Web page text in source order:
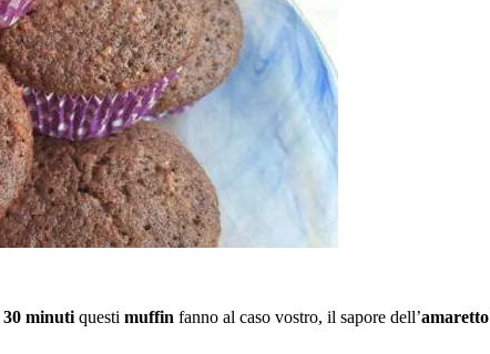
30 minuti questi muffin fanno al caso vostro, il sapore dell’amaretto